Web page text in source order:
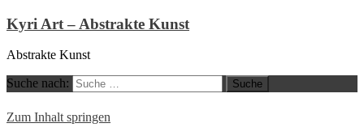
Kyri Art – Abstrakte Kunst
Abstrakte Kunst
Suche nach:
Zum Inhalt springen